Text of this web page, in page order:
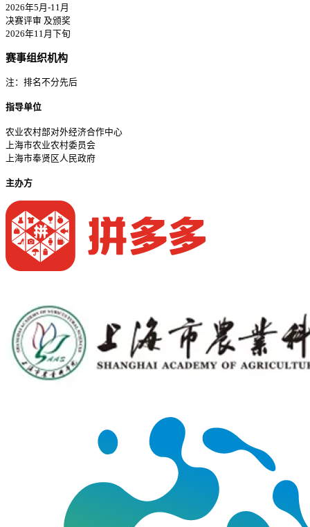
2026年5月-11月
决赛评审 及颁奖
2026年11月下旬
赛事组织机构
注：排名不分先后
指导单位
农业农村部对外经济合作中心
上海市农业农村委员会
上海市奉贤区人民政府
主办方